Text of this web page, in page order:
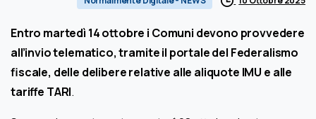
Entro martedì 14 ottobre i Comuni devono provvedere
all’invio telematico, tramite il portale del Federalismo
fiscale, delle delibere relative alle aliquote IMU e alle
tariffe TARI.